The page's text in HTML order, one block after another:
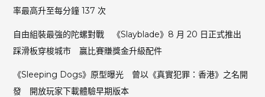
率最高升至每分鐘 137 次
自由組裝最強的陀螺對戰 《Slayblade》8 月 20 日正式推出
踩滑板穿梭城市 贏比賽賺獎金升級配件
《Sleeping Dogs》原型曝光 曾以《真實犯罪：香港》之名開
發 開放玩家下載體驗早期版本